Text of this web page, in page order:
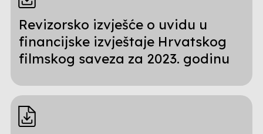
Revizorsko izvješće o uvidu u
financijske izvještaje Hrvatskog
filmskog saveza za 2023. godinu